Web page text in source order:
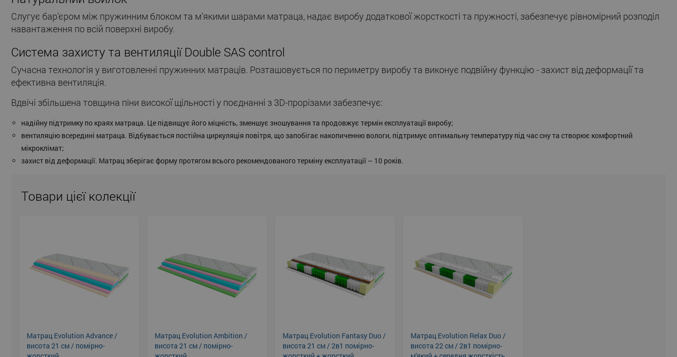
Слугує бар’єром між пружинним блоком та м’якими шарами матраца, надає виробу додаткової жорсткості та пружності, забезпечує рівномірний розподіл
навантаження по всій поверхні виробу.
Система захисту та вентиляції Double SAS control
Сучасна технологія у виготовленні пружинних матраців. Розташовується по периметру виробу та виконує подвійну функцію - захист від деформації та
ефективна вентиляція.
Вдвічі збільшена товщина піни високої щільності у поєднанні з 3D-прорізами забезпечує:
надійну підтримку по краях матраца. Це підвищує його міцність, зменшує зношування та продовжує термін експлуатації виробу;
вентиляцію всередині матраца. Відбувається постійна циркуляція повітря, що запобігає накопиченню вологи, підтримує оптимальну температуру під час сну та створює комфортний
мікроклімат;
захист від деформації. Матрац зберігає форму протягом всього рекомендованого терміну експлуатації – 10 років.
Товари цієї колекції
Матрац Evolution Advance /
висота 21 см / помірно-
Матрац Evolution Ambition /
висота 21 см / помірно-
Матрац Evolution Fantasy Duo /
висота 21 см / 2в1 помірно-
Матрац Evolution Relax Duo /
висота 22 см / 2в1 помірно-